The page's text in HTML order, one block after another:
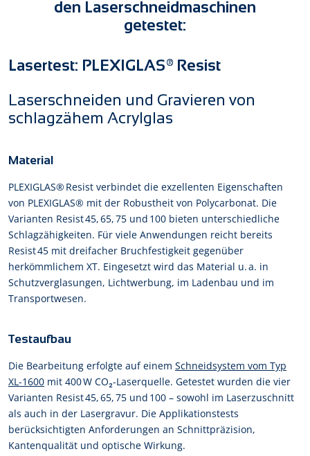
den Laserschneidmaschinen
getestet:
Lasertest: PLEXIGLAS® Resist
Laserschneiden und Gravieren von
schlagzähem Acrylglas
Material
PLEXIGLAS® Resist verbindet die exzellenten Eigenschaften
von PLEXIGLAS® mit der Robustheit von Polycarbonat. Die
Varianten Resist 45, 65, 75 und 100 bieten unterschiedliche
Schlagzähigkeiten. Für viele Anwendungen reicht bereits
Resist 45 mit dreifacher Bruchfestigkeit gegenüber
herkömmlichem XT. Eingesetzt wird das Material u. a. in
Schutzverglasungen, Lichtwerbung, im Ladenbau und im
Transportwesen.
Testaufbau
Die Bearbeitung erfolgte auf einem Schneidsystem vom Typ
XL-1600 mit 400 W CO₂-Laserquelle. Getestet wurden die vier
Varianten Resist 45, 65, 75 und 100 – sowohl im Laserzuschnitt
als auch in der Lasergravur. Die Applikationstests
berücksichtigten Anforderungen an Schnittpräzision,
Kantenqualität und optische Wirkung.